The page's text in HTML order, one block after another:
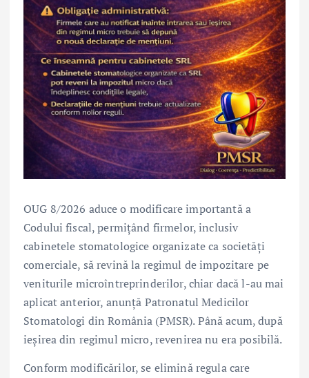
OUG 8/2026 aduce o modificare importantă a
Codului fiscal, permițând firmelor, inclusiv
cabinetele stomatologice organizate ca societăți
comerciale, să revină la regimul de impozitare pe
veniturile microîntreprinderilor, chiar dacă l-au mai
aplicat anterior, anunță Patronatul Medicilor
Stomatologi din România (PMSR). Până acum, după
ieșirea din regimul micro, revenirea nu era posibilă.
Conform modificărilor, se elimină regula care